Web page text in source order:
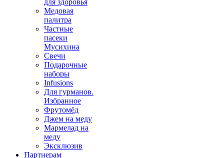
для здоровья
Медовая
палитра
Частные
пасеки
Мусихина
Свечи
Подарочные
наборы
Infusions
Для гурманов.
Избранное
Фрутомёд
Джем на меду
Мармелад на
меду
Эксклюзив
Партнерам